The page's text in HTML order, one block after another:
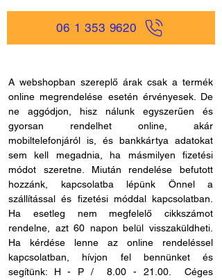
06 1 353 9620
A webshopban szereplő árak csak a termék
online megrendelése esetén érvényesek. De
ne aggódjon, hisz nálunk egyszerűen és
gyorsan rendelhet online, akár
mobiltelefonjáról is, és bankkártya adatokat
sem kell megadnia, ha másmilyen fizetési
módot szeretne. Miután rendelése befutott
hozzánk, kapcsolatba lépünk Önnel a
szállítással és fizetési móddal kapcsolatban.
Ha esetleg nem megfelelő cikkszámot
rendelne, azt 60 napon belül visszaküldheti.
Ha kérdése lenne az online rendeléssel
kapcsolatban, hívjon fel bennünket és
segítünk: H - P /8.00 - 21.00. Céges